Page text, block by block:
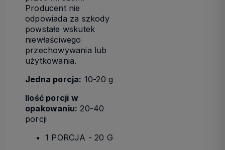
Producent nie
odpowiada za szkody
powstałe wskutek
niewłaściwego
przechowywania lub
użytkowania.
Jedna porcja: 10-20 g
Ilość porcji w
opakowaniu: 20-40
porcji
1 PORCJA - 20 G